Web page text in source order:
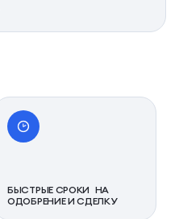
БЫСТРЫЕ СРОКИ НА
ОДОБРЕНИЕ И СДЕЛКУ